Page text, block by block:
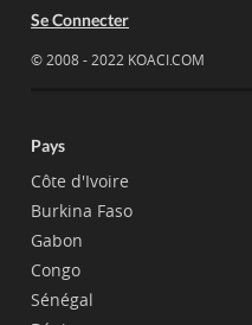
Se Connecter
© 2008 - 2022 KOACI.COM
Pays
Côte d'Ivoire
Burkina Faso
Gabon
Congo
Sénégal